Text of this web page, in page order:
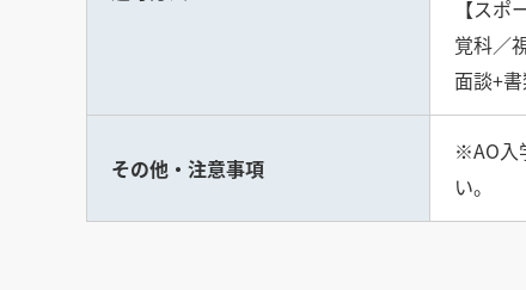
【ス
覚科／
面談+
その他・注意事項
※AO入
い。